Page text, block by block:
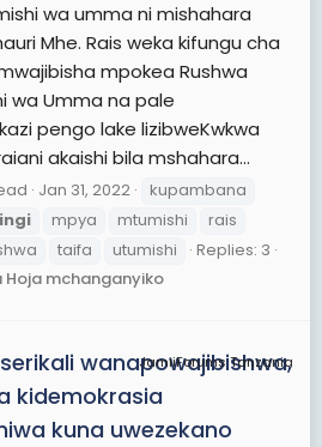
wa umma ni mishahara
Mhe. Rais weka kifungu cha
mpokea Rushwa
wa Umma na pale
pengo lake lizibweKwkwa
akaishi bila mshahara...
Jan 31, 2022
kupambana
mpya mtumishi
rais
taifa utumishi
Replies: 3
Hoja mchanganyiko
JamiiForums Tanzania
wanapowajibishwa,
kidemokrasia
kuna uwezekano